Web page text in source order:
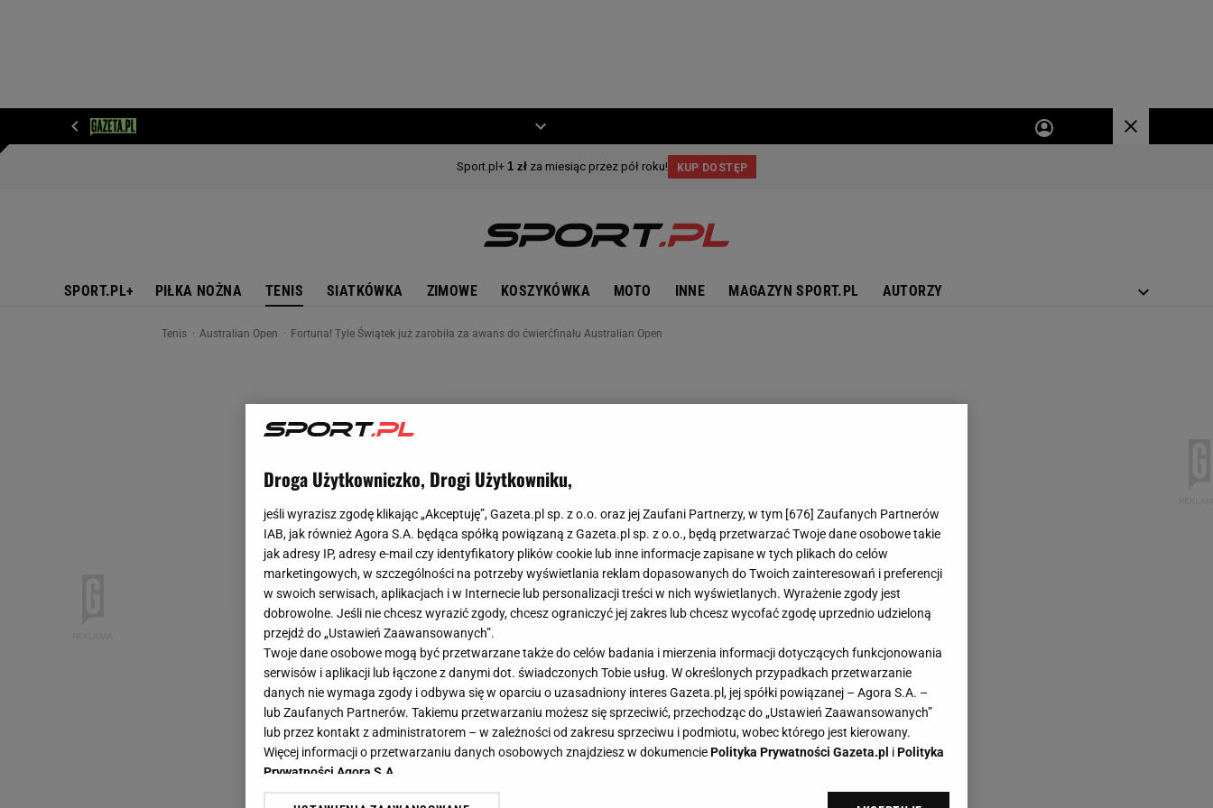
SPORT.PL+ PIŁKA NOŻNA TENIS SIATKÓWKA ZIMOWE KOSZYKÓWKA MOTO INNE MAGAZYN SPORT.PL AUTORZY
Tenis Australian Open Fortuna! Tyle Świątek już zarobiła za awans do ćwierćfinału Australian Open
Droga Użytkowniczko, Drogi Użytkowniku,
jeśli wyrazisz zgodę klikając „Akceptuję”, Gazeta.pl sp. z o.o. oraz jej Zaufani Partnerzy, w tym [676] Zaufanych Partnerów
IAB, jak również Agora S.A. będąca spółką powiązaną z Gazeta.pl sp. z o.o., będą przetwarzać Twoje dane osobowe takie
jak adresy IP, adresy e-mail czy identyfikatory plików cookie lub inne informacje zapisane w tych plikach do celów
marketingowych, w szczególności na potrzeby wyświetlania reklam dopasowanych do Twoich zainteresowań i preferencji
w swoich serwisach, aplikacjach i w Internecie lub personalizacji treści w nich wyświetlanych. Wyrażenie zgody jest
dobrowolne. Jeśli nie chcesz wyrazić zgody, chcesz ograniczyć jej zakres lub chcesz wycofać zgodę uprzednio udzieloną
przejdź do „Ustawień Zaawansowanych”.
Twoje dane osobowe mogą być przetwarzane także do celów badania i mierzenia informacji dotyczących funkcjonowania
serwisów i aplikacji lub łączone z danymi dot. świadczonych Tobie usług. W określonych przypadkach przetwarzanie
danych nie wymaga zgody i odbywa się w oparciu o uzasadniony interes Gazeta.pl, jej spółki powiązanej – Agora S.A. –
lub Zaufanych Partnerów. Takiemu przetwarzaniu możesz się sprzeciwić, przechodząc do „Ustawień Zaawansowanych”
lub przez kontakt z administratorem – w zależności od zakresu sprzeciwu i podmiotu, wobec którego jest kierowany.
Więcej informacji o przetwarzaniu danych osobowych znajdziesz w dokumenciePolityka Prywatności Gazeta.pl iPolityka
Prywatności Agora S.A.